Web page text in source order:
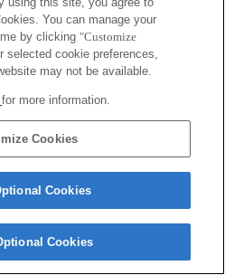
름의 초점 거리 및 최대 조리개가 나열됩니
곱한 값이 10 이상일 경우 올바르게 표시되
You can manage your
by clicking "Customize
selected cookie preferences,
may not be available.
for more information.
Cookies
Cookies
Cookies